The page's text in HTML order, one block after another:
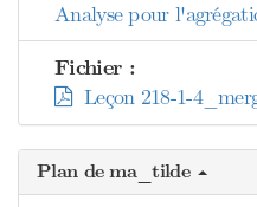
Analyse pour
Fichier :
Leçon 218-1-
Plan de ma_tilde